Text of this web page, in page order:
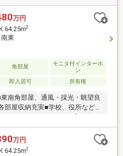
万円
64.25m2
東
角部屋
モニタ付インターホ
ン
即入居可 所有権
南角部屋、通風・採光・眺望良
部屋収納充実■学校、役所など周
ーーーーーーーーーー◎頭金０
よるライフプランのシミュレー
望に合う物件（未公開含む）の
合企業です。お客さまに寄り添
万円
64.25m2